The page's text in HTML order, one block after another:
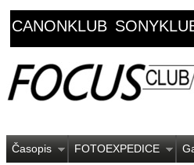
CANONKLUB
Časopis FOTOEXPEDICE